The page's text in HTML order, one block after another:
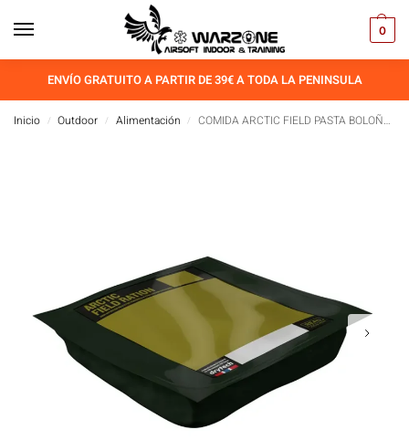
0
ENVÍO GRATUITO A PARTIR DE 39€ A TODA LA PENINSULA
Inicio / Outdoor / Alimentación / COMIDA ARCTIC FIELD PASTA BOLOÑESA (MENU)